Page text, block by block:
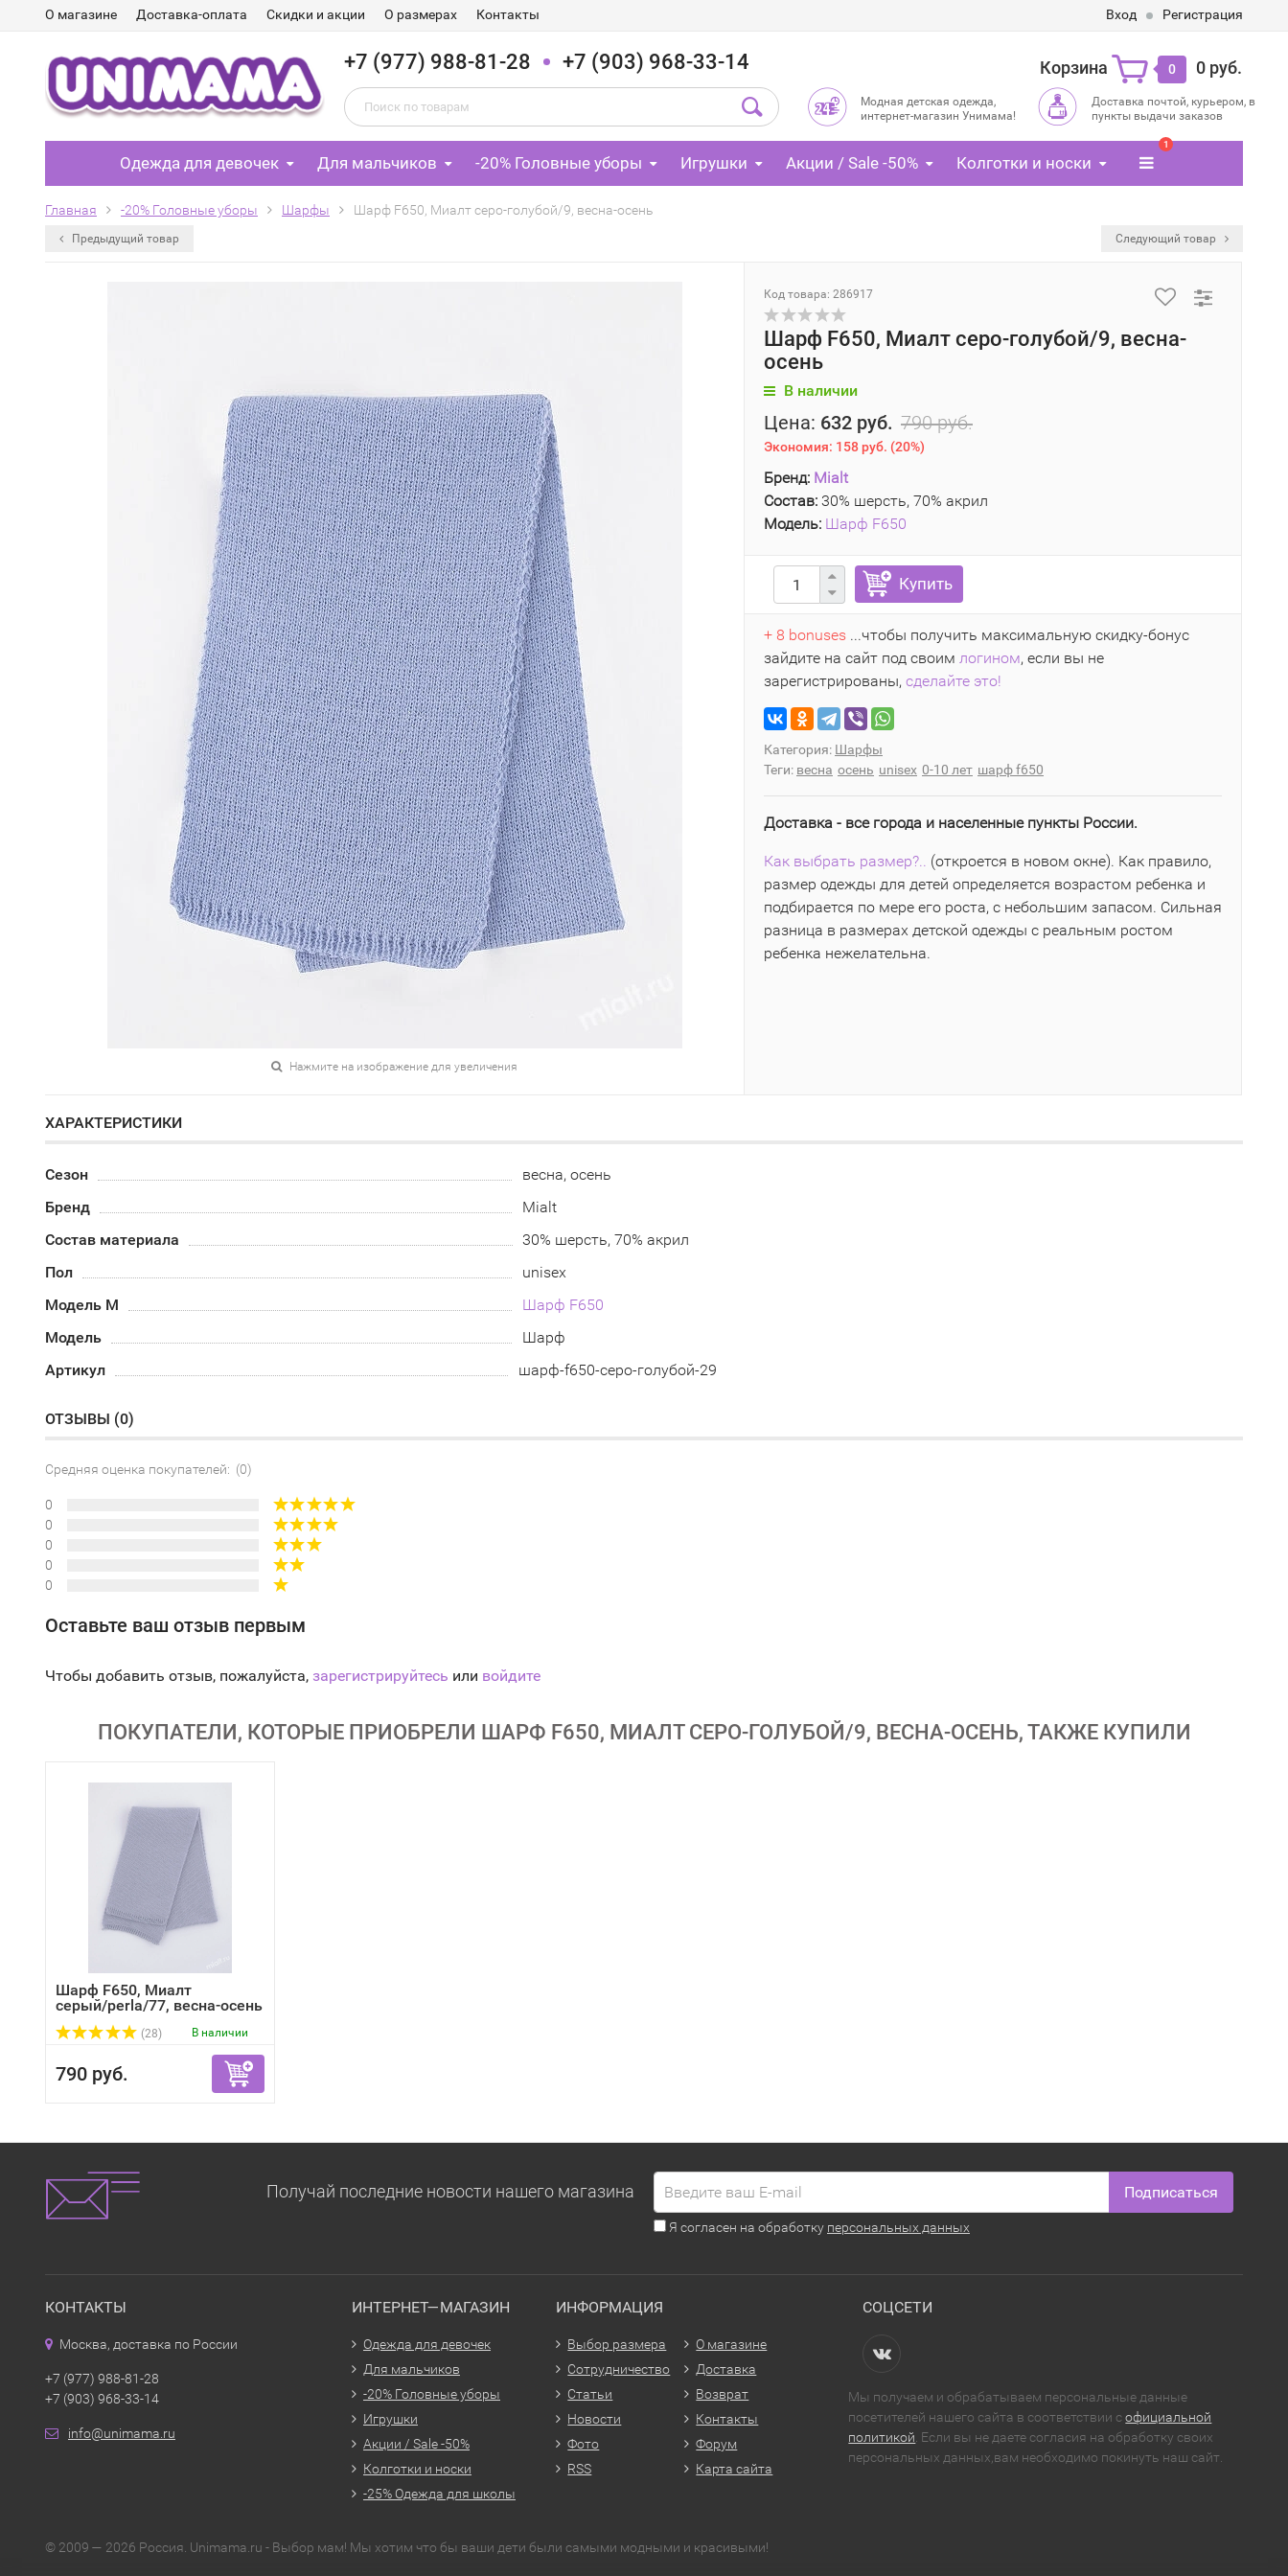
О магазине Доставка-оплата Скидки и акции О размерах Контакты Вход Регистрация
+7 (977) 988-81-28 +7 (903) 968-33-14 Корзина 0 0 руб.
Модная детская одежда,
интернет-магазин Унимама!
Доставка почтой, курьером, в
пункты выдачи заказов
Одежда для девочек Для мальчиков -20% Головные уборы Игрушки Акции / Sale -50% Колготки и носки
1
Главная -20% Головные уборы Шарфы Шарф F650, Миалт серо-голубой/9, весна-осень
Предыдущий товар Следующий товар
Нажмите на изображение для увеличения
Код товара: 286917
Шарф F650, Миалт серо-голубой/9, весна-
осень
В наличии
Цена: 632 руб. 790 руб.
Экономия: 158 руб. (20%)
Бренд: Mialt
Состав: 30% шерсть, 70% акрил
Модель: Шарф F650
Купить
+ 8 bonuses ...чтобы получить максимальную скидку-бонус
зайдите на сайт под своим логином, если вы не
зарегистрированы, сделайте это!
Категория: Шарфы
Теги: весна осень unisex 0-10 лет шарф f650
Доставка - все города и населенные пункты России.
Как выбрать размер?.. (откроется в новом окне). Как правило,
размер одежды для детей определяется возрастом ребенка и
подбирается по мере его роста, с небольшим запасом. Сильная
разница в размерах детской одежды с реальным ростом
ребенка нежелательна.
ХАРАКТЕРИСТИКИ
Сезон
весна, осень
Бренд
Mialt
Состав материала
30% шерсть, 70% акрил
Пол
unisex
Модель М
Шарф F650
Модель
Шарф
Артикул
шарф-f650-серо-голубой-29
ОТЗЫВЫ (0)
Средняя оценка покупателей: (0)
0
0
0
0
0
Оставьте ваш отзыв первым
Чтобы добавить отзыв, пожалуйста, зарегистрируйтесь или войдите
ПОКУПАТЕЛИ, КОТОРЫЕ ПРИОБРЕЛИ ШАРФ F650, МИАЛТ СЕРО-ГОЛУБОЙ/9, ВЕСНА-ОСЕНЬ, ТАКЖЕ КУПИЛИ
Шарф F650, Миалт
серый/perla/77, весна-осень
(28) В наличии
790 руб.
Получай последние новости нашего магазина Подписаться
Я согласен на обработку персональных данных
КОНТАКТЫ
Москва, доставка по России
+7 (977) 988-81-28
+7 (903) 968-33-14
info@unimama.ru
ИНТЕРНЕТ—МАГАЗИН
Одежда для девочек
Для мальчиков
-20% Головные уборы
Игрушки
Акции / Sale -50%
Колготки и носки
-25% Одежда для школы
ИНФОРМАЦИЯ
Выбор размера
Сотрудничество
Статьи
Новости
Фото
RSS
О магазине
Доставка
Возврат
Контакты
Форум
Карта сайта
СОЦСЕТИ
Мы получаем и обрабатываем персональные данные
посетителей нашего сайта в соответствии софициальной
политикой . Если вы не даете согласия на обработку своих
персональных данных,вам необходимо покинуть наш сайт.
© 2009 — 2026 Россия. Unimama.ru - Выбор мам! Мы хотим что бы ваши дети были самыми модными и красивыми!